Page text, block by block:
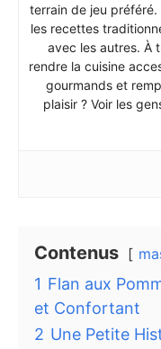
terrain de jeu préféré.
les recettes
avec les autres. À
rendre la cuisine
gourmands et
plaisir ? Voir les
Contenus
1 Flan aux
et Confortant
2 Une Petite